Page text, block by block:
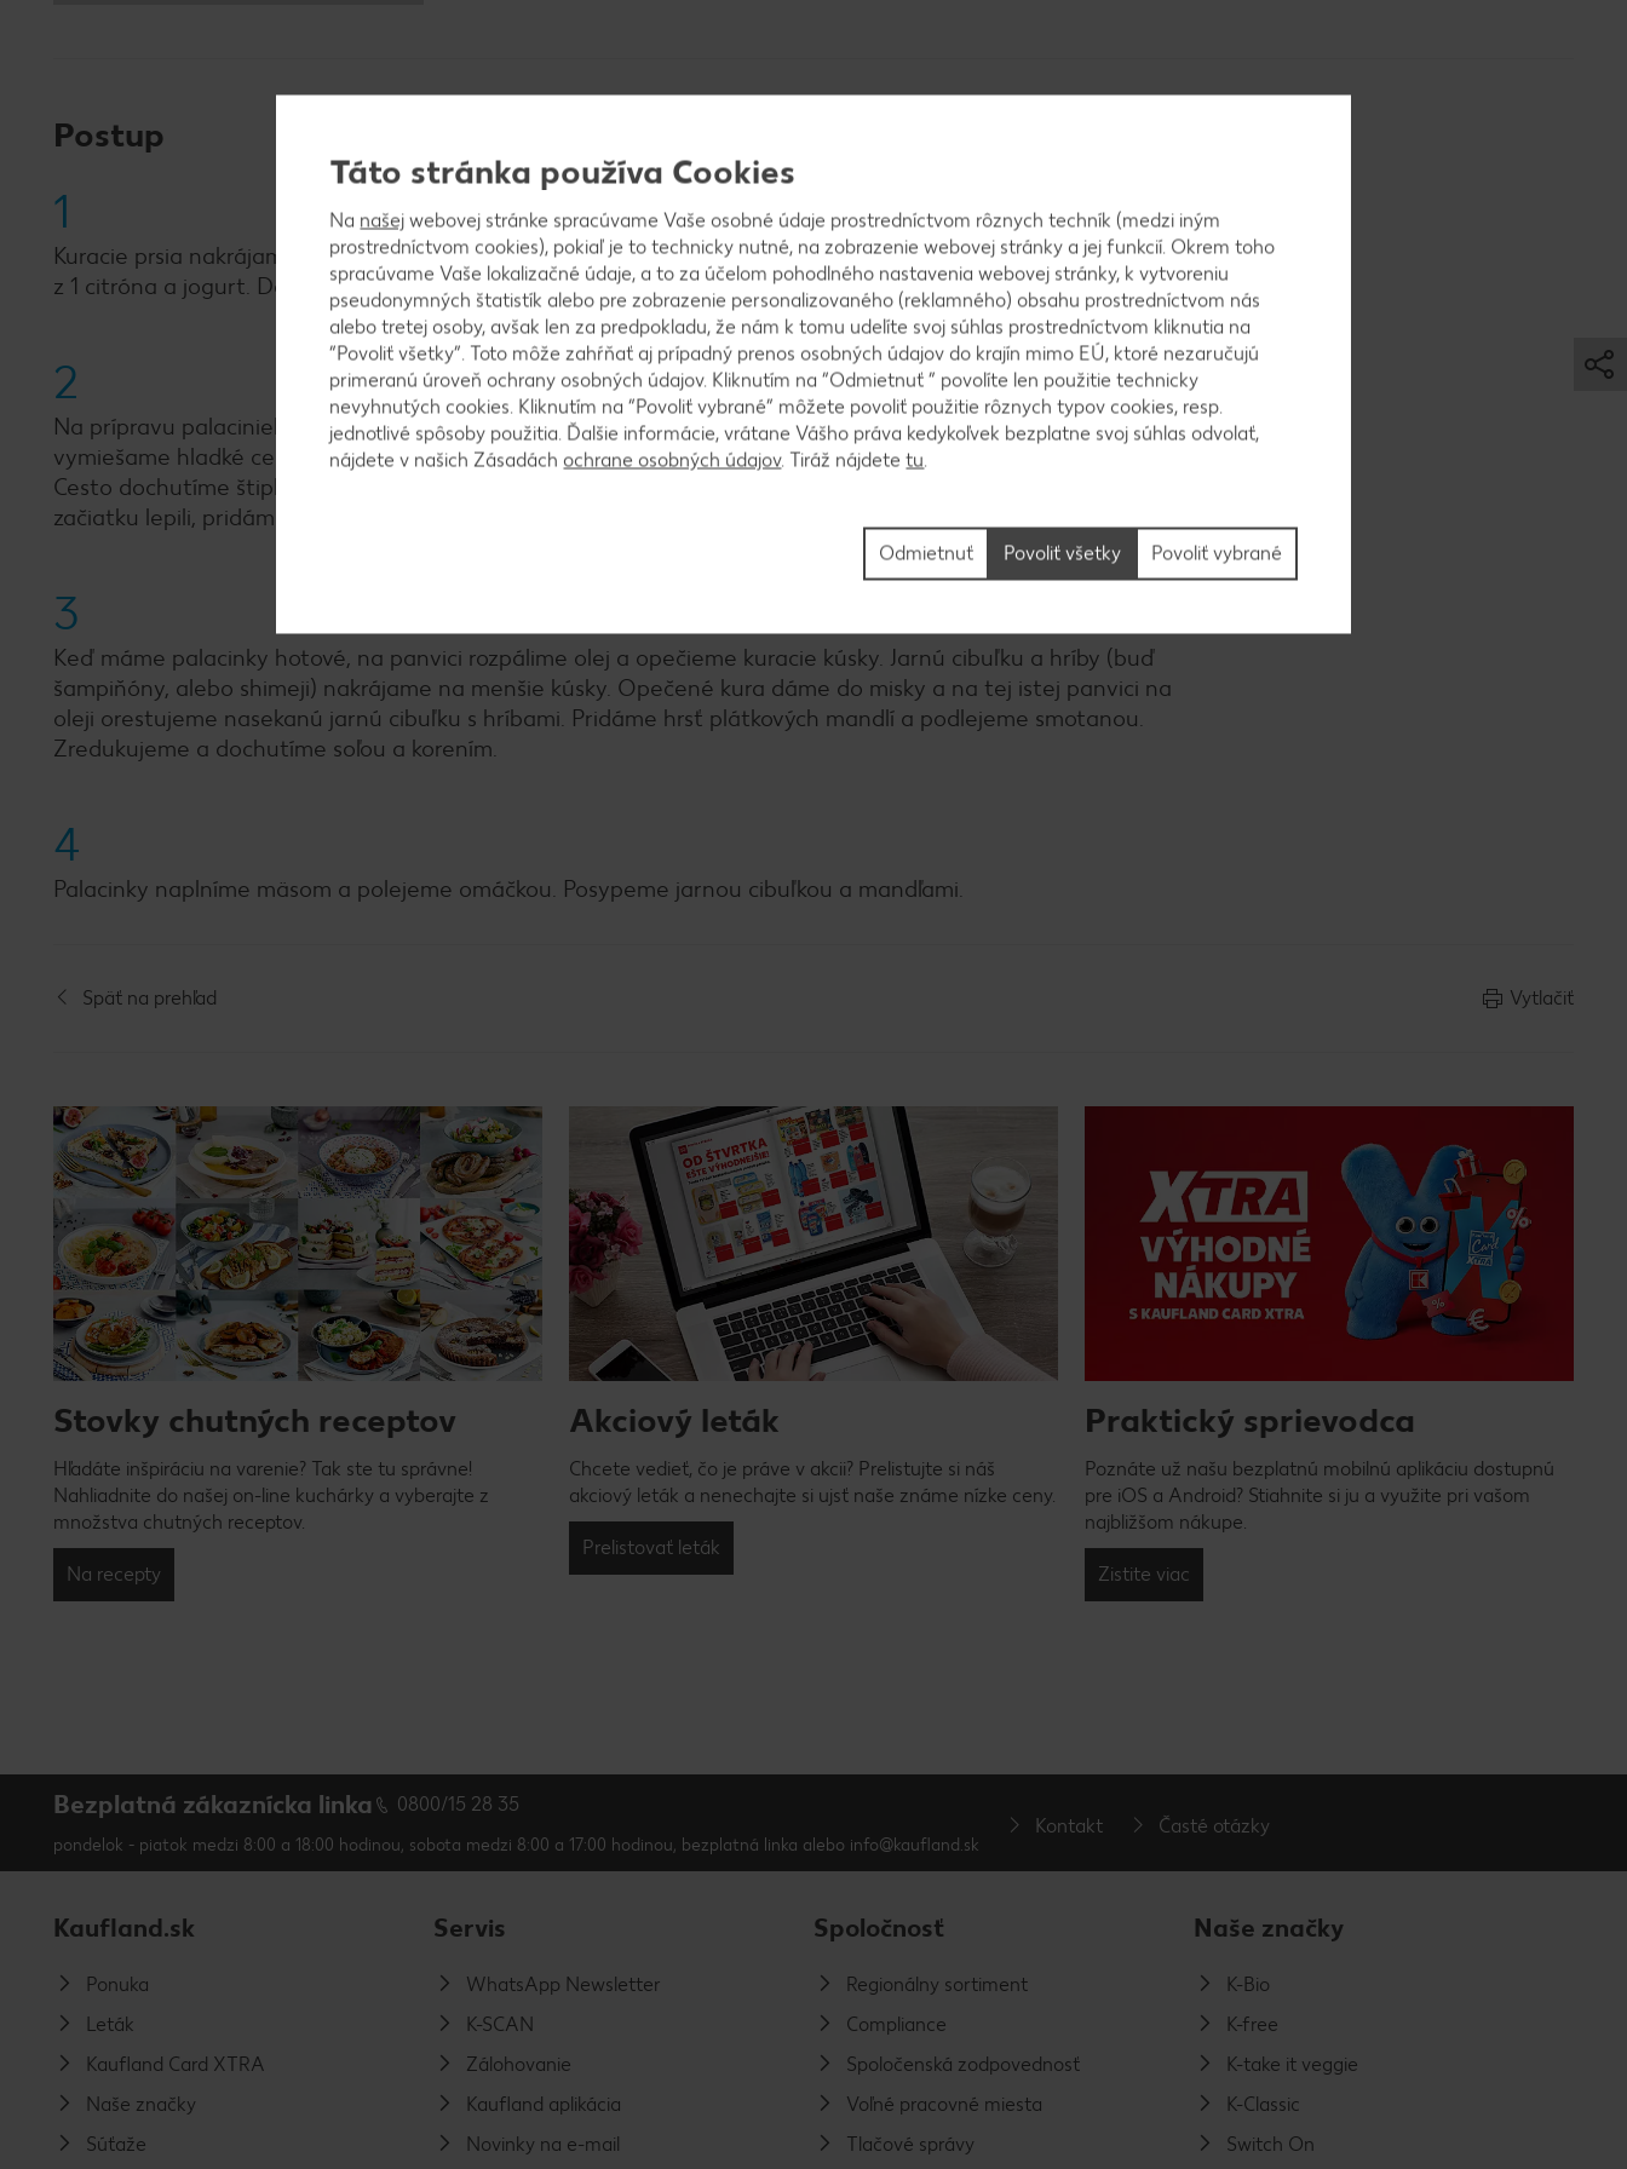
Postup
1
Kuracie prsia nakrájame na kocky. Pridáme k nim najemno nasekaný rozmarín, pretlačený strúčik cesnaku, kôru
z 1 citróna a jogurt. Dochutíme soľou a korením. Premiešame a necháme marinovať aspoň 2 hodiny.
2
Na prípravu palaciniek najprv v miske zmiešame vajíčka, mlieko a olej. Za stáleho miešania pridáme múku a
vymiešame hladké cesto bez hrudiek (ak by sa nám spravili hrudky, rozmixujeme ho ponorným mixérom).
Cesto dochutíme štipkou soli. Palacinky opekáme na rozpálenej panvici z oboch strán do zlatista. Ak by sa na
začiatku lepili, pridáme na panvicu kvapku oleja a rozotrieme ho papierovou utierkou.
3
Keď máme palacinky hotové, na panvici rozpálime olej a opečieme kuracie kúsky. Jarnú cibuľku a hríby (buď
šampiňóny, alebo shimeji) nakrájame na menšie kúsky. Opečené kura dáme do misky a na tej istej panvici na
oleji orestujeme nasekanú jarnú cibuľku s hríbami. Pridáme hrsť plátkových mandlí a podlejeme smotanou.
Zredukujeme a dochutíme soľou a korením.
4
Palacinky naplníme mäsom a polejeme omáčkou. Posypeme jarnou cibuľkou a mandľami.
Späť na prehľad Vytlačiť
Stovky chutných receptov
Hľadáte inšpiráciu na varenie? Tak ste tu správne!
Nahliadnite do našej on-line kuchárky a vyberajte z
množstva chutných receptov.
Na recepty
Akciový leták
Chcete vedieť, čo je práve v akcii? Prelistujte si náš
akciový leták a nenechajte si ujsť naše známe nízke ceny.
Prelistovať leták
Praktický sprievodca
Poznáte už našu bezplatnú mobilnú aplikáciu dostupnú
pre iOS a Android? Stiahnite si ju a využite pri vašom
najbližšom nákupe.
Zistite viac
Bezplatná zákaznícka linka 0800/15 28 35
pondelok - piatok medzi 8:00 a 18:00 hodinou, sobota medzi 8:00 a 17:00 hodinou, bezplatná linka alebo info@kaufland.sk
Kontakt Časté otázky
Kaufland.sk
Ponuka
Leták
Kaufland Card XTRA
Naše značky
Súťaže
Servis
WhatsApp Newsletter
K-SCAN
Zálohovanie
Kaufland aplikácia
Novinky na e-mail
Spoločnosť
Regionálny sortiment
Compliance
Spoločenská zodpovednosť
Voľné pracovné miesta
Tlačové správy
Naše značky
K-Bio
K-free
K-take it veggie
K-Classic
Switch On
Táto stránka používa Cookies
Na našej webovej stránke spracúvame Vaše osobné údaje prostredníctvom rôznych techník (medzi iným
prostredníctvom cookies), pokiaľ je to technicky nutné, na zobrazenie webovej stránky a jej funkcií. Okrem toho
spracúvame Vaše lokalizačné údaje, a to za účelom pohodlného nastavenia webovej stránky, k vytvoreniu
pseudonymných štatistík alebo pre zobrazenie personalizovaného (reklamného) obsahu prostredníctvom nás
alebo tretej osoby, avšak len za predpokladu, že nám k tomu udelíte svoj súhlas prostredníctvom kliknutia na
“Povoliť všetky”. Toto môže zahŕňať aj prípadný prenos osobných údajov do krajín mimo EÚ, ktoré nezaručujú
primeranú úroveň ochrany osobných údajov. Kliknutím na “Odmietnuť ” povolíte len použitie technicky
nevyhnutých cookies. Kliknutím na “Povoliť vybrané” môžete povoliť použitie rôznych typov cookies, resp.
jednotlivé spôsoby použitia. Ďalšie informácie, vrátane Vášho práva kedykoľvek bezplatne svoj súhlas odvolať,
nájdete v našich Zásadách ochrane osobných údajov. Tiráž nájdetetu.
Povoliť vybrané
Odmietnuť Povoliť všetky